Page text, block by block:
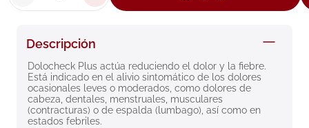
Descripción
Dolocheck Plus actúa reduciendo el dolor y la fiebre.
Está indicado en el alivio sintomático de los dolores
ocasionales leves o moderados, como dolores de
cabeza, dentales, menstruales, musculares
(contracturas) o de espalda (lumbago), así como en
estados febriles.
5. cerave
6 degraler
7. megacistin
8. roche posay
9. isdin